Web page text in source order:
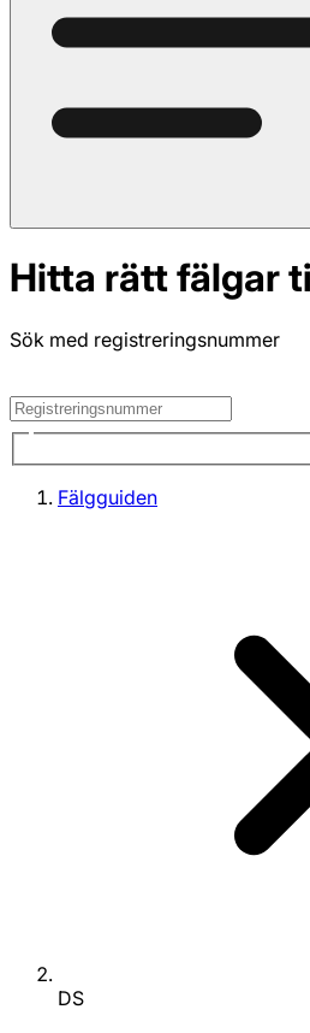
Hitta rätt fälgar
Sök med registreringsnummer
Fälgguiden
DS